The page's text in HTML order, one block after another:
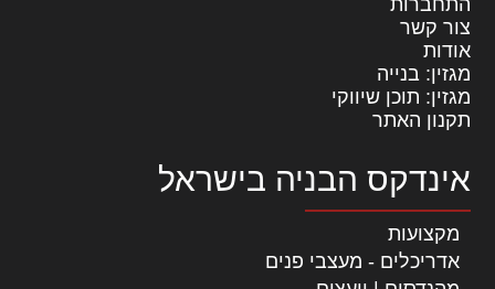
התחברות
צור קשר
אודות
מגזין: בנייה
מגזין: תוכן שיווקי
תקנון האתר
אינדקס הבניה בישראל
מקצועות
אדריכלים - מעצבי פנים